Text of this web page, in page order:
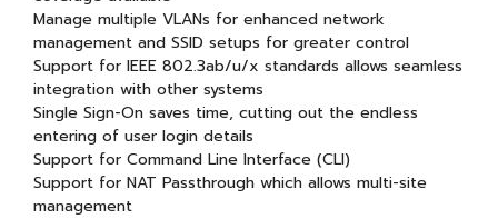
Manage multiple VLANs for enhanced network
management and SSID setups for greater control
Support for IEEE 802.3ab/u/x standards allows seamless
integration with other systems
Single Sign-On saves time, cutting out the endless
entering of user login details
Support for Command Line Interface (CLI)
Support for NAT Passthrough which allows multi-site
management